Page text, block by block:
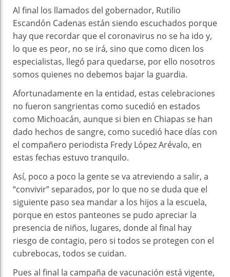
Al final los llamados del gobernador, Rutilio
Escandón Cadenas están siendo escuchados porque
hay que recordar que el coronavirus no se ha ido y,
lo que es peor, no se irá, sino que como dicen los
especialistas, llegó para quedarse, por ello nosotros
somos quienes no debemos bajar la guardia.
Afortunadamente en la entidad, estas celebraciones
no fueron sangrientas como sucedió en estados
como Michoacán, aunque si bien en Chiapas se han
dado hechos de sangre, como sucedió hace días con
el compañero periodista Fredy López Arévalo, en
estas fechas estuvo tranquilo.
Así, poco a poco la gente se va atreviendo a salir, a
“convivir” separados, por lo que no se duda que el
siguiente paso sea mandar a los hijos a la escuela,
porque en estos panteones se pudo apreciar la
presencia de niños, lugares, donde al final hay
riesgo de contagio, pero si todos se protegen con el
cubrebocas, todos se cuidan.
Pues al final la campaña de vacunación está vigente,